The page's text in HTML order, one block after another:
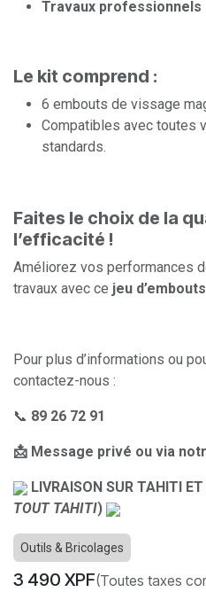
Travaux professionnels
Le kit comprend :
6 embouts de vissage
Compatibles avec toutes
standards.
Faites le choix de la
l’efficacité !
Améliorez vos performances
travaux avec ce jeu
Pour plus d’informations ou
contactez-nous :
📞 89 26 72 91
📩 Message privé ou via
LIVRAISON SUR TAHITI ET
TOUT TAHITI)
Outils & Bricolages
3 490 XPF(Toutes taxes